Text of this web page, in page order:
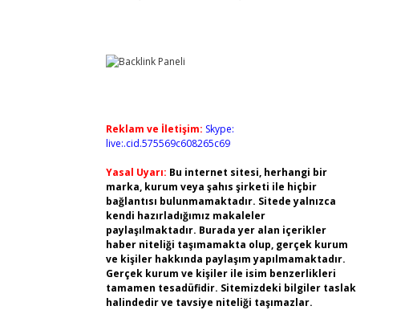
Reklam ve İletişim: Skype:
live:.cid.575569c608265c69
Yasal Uyarı: Bu internet sitesi, herhangi bir
marka, kurum veya şahıs şirketi ile hiçbir
bağlantısı bulunmamaktadır. Sitede yalnızca
kendi hazırladığımız makaleler
paylaşılmaktadır. Burada yer alan içerikler
haber niteliği taşımamakta olup, gerçek kurum
ve kişiler hakkında paylaşım yapılmamaktadır.
Gerçek kurum ve kişiler ile isim benzerlikleri
tamamen tesadüfidir. Sitemizdeki bilgiler taslak
halindedir ve tavsiye niteliği taşımazlar.